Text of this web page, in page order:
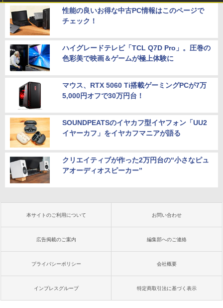
性能の良いお得な中古PC情報はこのページで
チェック！
ハイグレードテレビ「TCL Q7D Pro」。圧巻の
色彩美で映画＆ゲームが極上体験に
マウス、RTX 5060 Ti搭載ゲーミングPCが7万
5,000円オフで30万円台！
SOUNDPEATSのイヤカフ型イヤフォン「UU2
イヤーカフ」をイヤカフマニアが語る
クリエイティブが作った2万円台の“小さなピュ
アオーディオスピーカー”
本サイトのご利用について お問い合わせ
広告掲載のご案内 編集部へのご連絡
プライバシーポリシー 会社概要
インプレスグループ 特定商取引法に基づく表示